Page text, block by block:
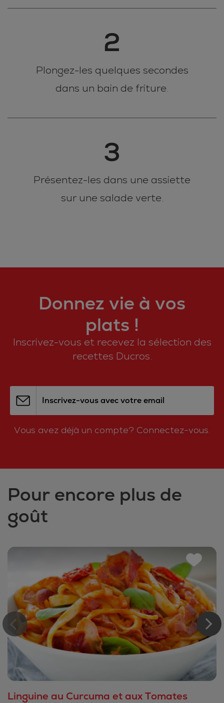
2
Plongez-les quelques secondes
dans un bain de friture.
3
Présentez-les dans une assiette
sur une salade verte.
Donnez vie à vos
plats !
Inscrivez-vous et recevez la sélection des
recettes Ducros.
Inscrivez-vous avec votre email
Vous avez déjà un compte? Connectez-vous.
Pour encore plus de
goût
Linguine au Curcuma et aux Tomates